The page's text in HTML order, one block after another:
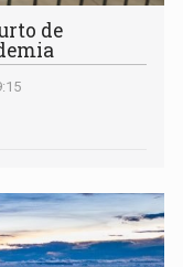
de